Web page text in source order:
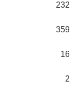
232
359
16
2